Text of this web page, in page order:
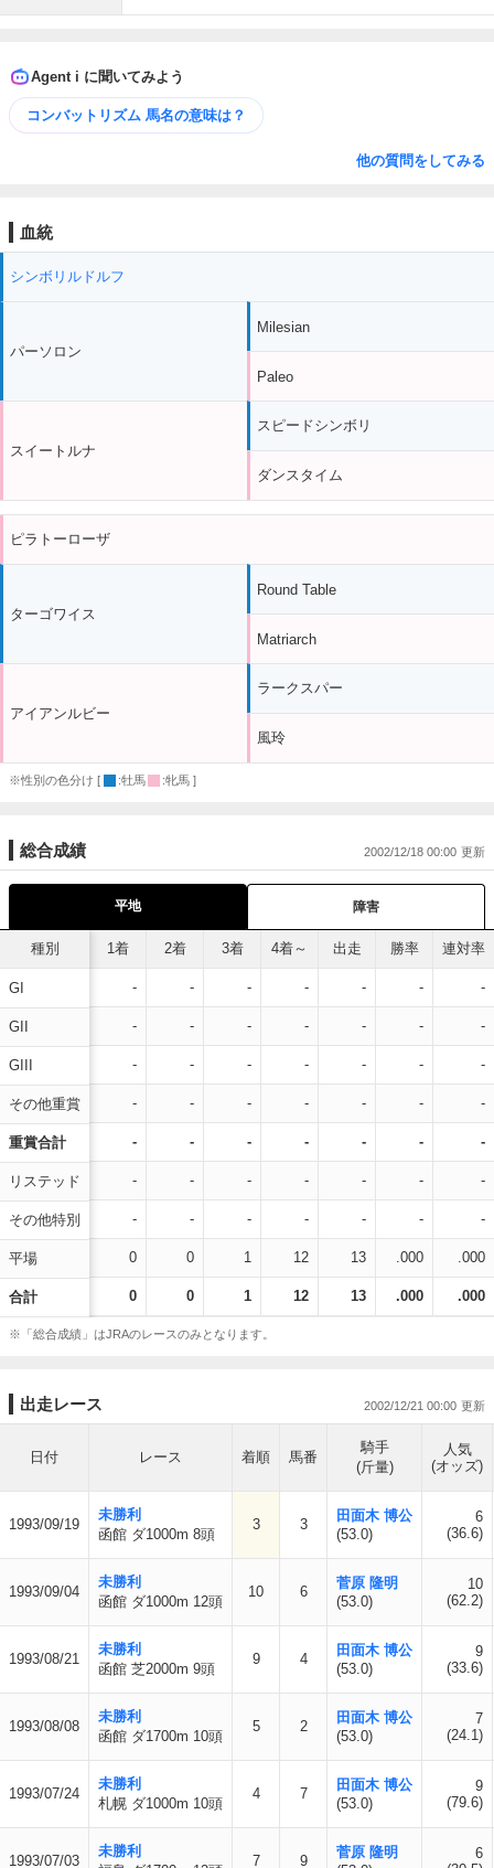
Agent i に聞いてみよう
コンバットリズム 馬名の意味は？
他の質問をしてみる
血統
シンボリルドルフ
パーソロン
スイートルナ
Milesian
Paleo
スピードシンボリ
ダンスタイム
ピラトーローザ
ターゴワイス
アイアンルビー
Round Table
Matriarch
ラークスパー
風玲
※性別の色分け [ :牡馬 :牝馬 ]
総合成績 2002/12/18 00:00
平地 障害
種別
GI
GII
GIII
その他重賞
重賞合計
リステッド
その他特別
平場
合計
1着 2着 3着 4着～ 出走 勝率 連対率
- - - - - - -
- - - - - - -
- - - - - - -
- - - - - - -
- - - - - - -
- - - - - - -
- - - - - - -
0 0 1 12 13 .000 .000
0 0 1 12 13 .000 .000
※「総合成績」はJRAのレースのみとなります。
出走レース 2002/12/21 00:00
日付 レース 着順 馬番
騎手
(斤量)
人気
(オッズ)
1993/09/19
未勝利
函館 ダ1000m 8頭
3 3
田面木 博公
(53.0)
6
(36.6)
1993/09/04
未勝利
函館 ダ1000m 12頭
10 6
菅原 隆明
(53.0)
10
(62.2)
1993/08/21
未勝利
函館 芝2000m 9頭
9 4
田面木 博公
(53.0)
9
(33.6)
1993/08/08
未勝利
函館 ダ1700m 10頭
5 2
田面木 博公
(53.0)
7
(24.1)
1993/07/24
未勝利
札幌 ダ1000m 10頭
4 7
田面木 博公
(53.0)
9
(79.6)
1993/07/03
未勝利
7 9
菅原 隆明
6